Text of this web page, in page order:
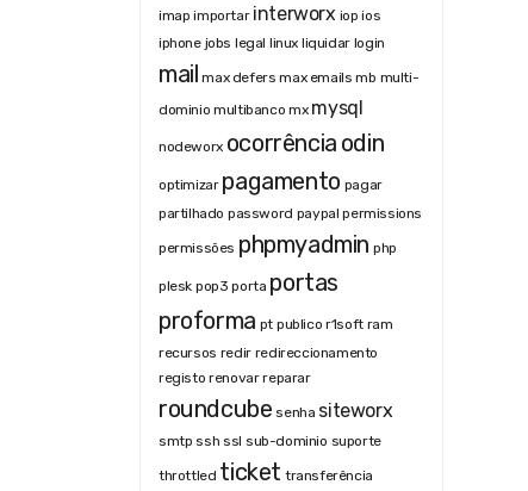
imap importar interworx iop ios
iphone jobs legal linux liquidar login
mail max defers max emails mb multi-
dominio multibanco mx mysql
nodeworx ocorrência odin
optimizar pagamento pagar
partilhado password paypal permissions
permissões phpmyadmin php
plesk pop3 porta portas
proforma pt publico r1soft ram
recursos redir redireccionamento
registo renovar reparar
roundcube senha siteworx
smtp ssh ssl sub-dominio suporte
throttled ticket transferência